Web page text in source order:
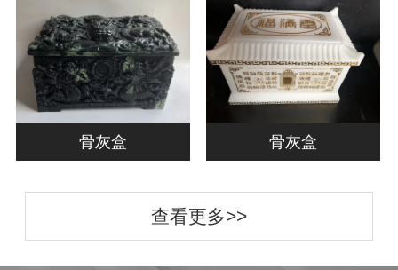
骨灰盒 骨灰盒
查看更多>>